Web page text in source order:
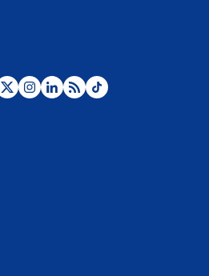
¿Por qué De la Espriella gobernará